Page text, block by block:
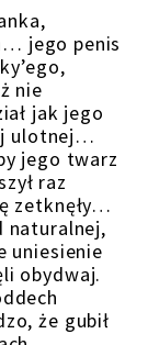
jego penis
nie
jak jego
ulotnej…
jego twarz
raz
zetknęły…
naturalnej,
uniesienie
obydwaj.
że gubił